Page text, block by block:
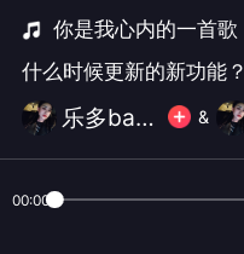
你是我心内的一首歌
什么时候更新的新功能？
乐多baby🔮 &
00:00